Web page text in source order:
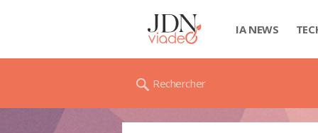
IA NEWS
Rechercher